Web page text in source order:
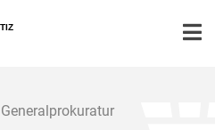
Generalprokuratur